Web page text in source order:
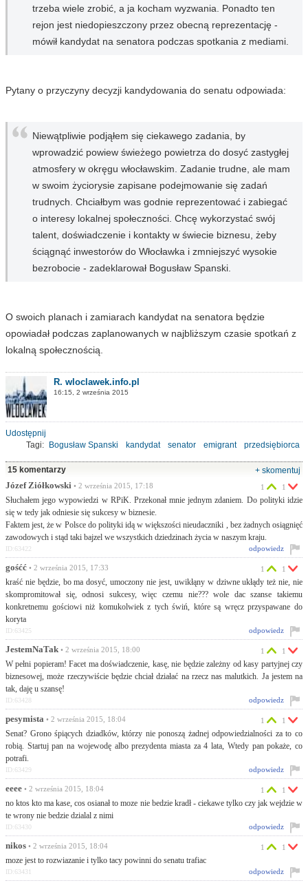
trzeba wiele zrobić, a ja kocham wyzwania. Ponadto ten
rejon jest niedopieszczony przez obecną reprezentację -
mówił kandydat na senatora podczas spotkania z mediami.
Pytany o przyczyny decyzji kandydowania do senatu odpowiada:
Niewątpliwie podjąłem się ciekawego zadania, by
wprowadzić powiew świeżego powietrza do dosyć zastygłej
atmosfery w okręgu włocławskim. Zadanie trudne, ale mam
w swoim życiorysie zapisane podejmowanie się zadań
trudnych. Chciałbym was godnie reprezentować i zabiegać
o interesy lokalnej społeczności. Chcę wykorzystać swój
talent, doświadczenie i kontakty w świecie biznesu, żeby
ściągnąć inwestorów do Włocławka i zmniejszyć wysokie
bezrobocie - zadeklarował Bogusław Spanski.
O swoich planach i zamiarach kandydat na senatora będzie
opowiadał podczas zaplanowanych w najbliższym czasie spotkań z
lokalną społecznością.
R. wloclawek.info.pl
16:15, 2 września 2015
Udostępnij
Tagi:
Bogusław Spanski kandydat senator emigrant
przedsiębiorca
finansista
architekt USA
okręg włocławski
15 komentarzy
+ skomentuj
Józef Ziółkowski • 2 września 2015, 17:18
Słuchałem jego wypowiedzi w RPiK. Przekonał mnie jednym zdaniem. Do polityki idzie
się w tedy jak odniesie się sukcesy w biznesie.
Faktem jest, że w Polsce do polityki idą w większości nieudaczniki , bez żadnych osiągnięć
zawodowych i stąd taki bajzel we wszystkich dziedzinach życia w naszym kraju.
1 1
odpowiedz
ID:63422
gośćć • 2 września 2015, 17:33
kraść nie będzie, bo ma dosyć, umoczony nie jest, uwikłąny w dziwne ukłądy też nie, nie
skompromitował się, odnosi sukcesy, więc czemu nie??? wole dac szanse takiemu
konkretnemu gościowi niż komukolwiek z tych świń, które są wręcz przyspawane do
koryta
1 1
odpowiedz
ID:63425
JestemNaTak • 2 września 2015, 18:00
W pełni popieram! Facet ma doświadczenie, kasę, nie będzie zależny od kasy partyjnej czy
biznesowej, może rzeczywiście będzie chciał działać na rzecz nas malutkich. Ja jestem na
tak, daję u szansę!
1 1
odpowiedz
ID:63428
pesymista • 2 września 2015, 18:04
Senat? Grono śpiących dziadków, którzy nie ponoszą żadnej odpowiedzialności za to co
robią. Startuj pan na wojewodę albo prezydenta miasta za 4 lata, Wtedy pan pokaże, co
potrafi.
1 1
odpowiedz
ID:63429
eeee • 2 września 2015, 18:04
no ktos kto ma kase, cos osianał to moze nie bedzie kradł - ciekawe tylko czy jak wejdzie w
te wrony nie bedzie dzialal z nimi
1 1
odpowiedz
ID:63430
nikos • 2 września 2015, 18:04
moze jest to rozwiazanie i tylko tacy powinni do senatu trafiac
1 1
odpowiedz
ID:63431